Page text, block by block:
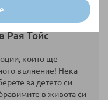
света
Рая Тойс
които ще
вълнение! Нека
за детето си
в живота си